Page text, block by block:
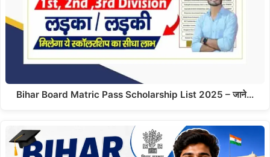
Bihar Board Matric Pass Scholarship List 2025 – जाने…